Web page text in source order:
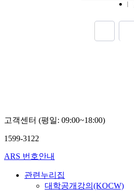
고객센터 (평일: 09:00~18:00)
1599-3122
ARS 번호안내
관련누리집
대학공개강의(KOCW)